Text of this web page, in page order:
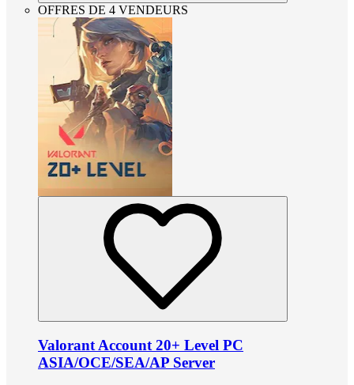
OFFRES DE 4 VENDEURS
Valorant Account 20+ Level PC
ASIA/OCE/SEA/AP Server